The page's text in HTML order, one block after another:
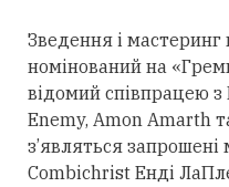
Зведення і мастеринг
номінований на
відомий співпрацею
Enemy, Amon Amarth
з’являться
Combichrist Енді